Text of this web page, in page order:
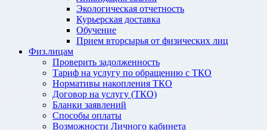
Экологическая отчетность
Курьерская доставка
Обучение
Прием вторсырья от физических лиц
Физ.лицам
Проверить задолженность
Тариф на услугу по обращению с ТКО
Нормативы накопления ТКО
Договор на услугу (ТКО)
Бланки заявлений
Способы оплаты
Возможности Личного кабинета